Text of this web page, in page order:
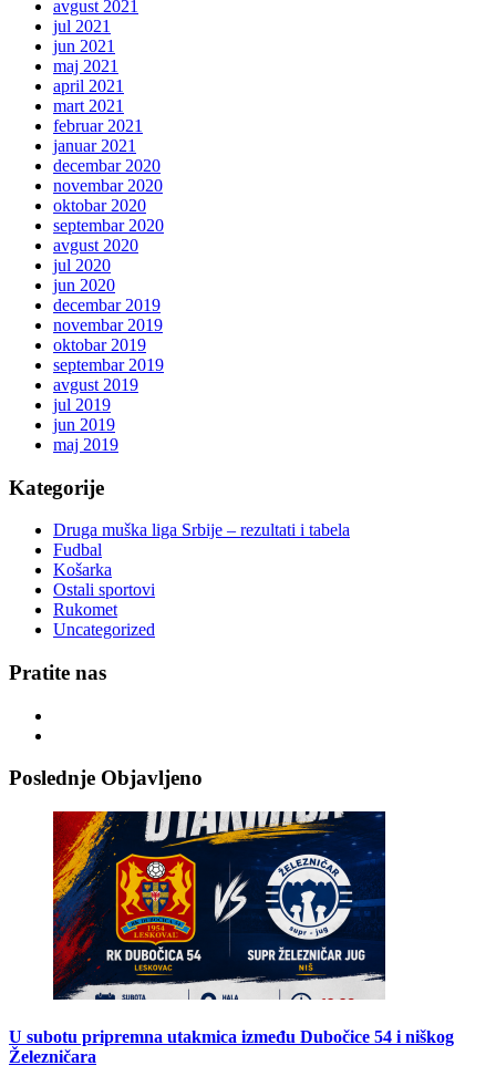
avgust 2021
jul 2021
jun 2021
maj 2021
april 2021
mart 2021
februar 2021
januar 2021
decembar 2020
novembar 2020
oktobar 2020
septembar 2020
avgust 2020
jul 2020
jun 2020
decembar 2019
novembar 2019
oktobar 2019
septembar 2019
avgust 2019
jul 2019
jun 2019
maj 2019
Kategorije
Druga muška liga Srbije – rezultati i tabela
Fudbal
Košarka
Ostali sportovi
Rukomet
Uncategorized
Pratite nas
Poslednje Objavljeno
U subotu pripremna utakmica između Dubočice 54 i niškog
Železničara